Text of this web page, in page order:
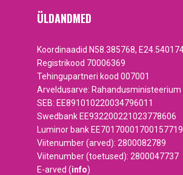
ÜLDANDMED
Koordinaadid N58.385768,
Registrikood 70006369
Tehingupartneri kood 007001
Arveldusarve: Rahandusministeerium
SEB: EE891010220034796011
Swedbank EE932200221023778606
Luminor bank
Viitenumber (arved): 2800082789
Viitenumber (toetused): 2800047737
E-arved (info)